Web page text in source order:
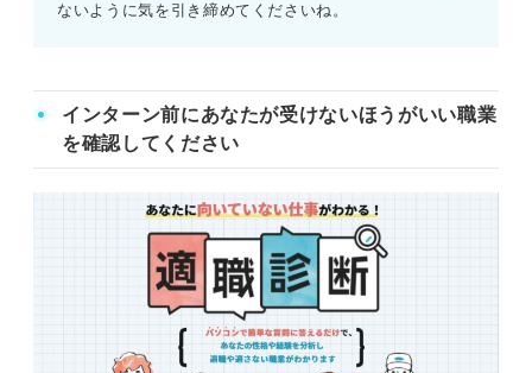
ないように気を引き締めてくださいね。
インターン前にあなたが受けないほうがいい職業
を確認してください